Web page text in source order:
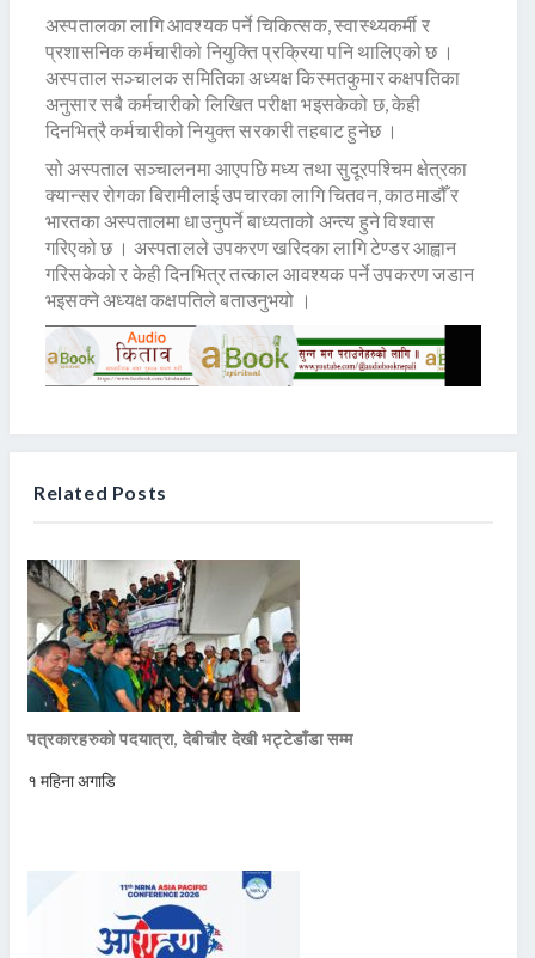
अस्पतालका लागि आवश्यक पर्ने चिकित्सक, स्वास्थ्यकर्मी र
प्रशासनिक कर्मचारीको नियुक्ति प्रक्रिया पनि थालिएको छ ।
अस्पताल सञ्चालक समितिका अध्यक्ष किस्मतकुमार कक्षपतिका
अनुसार सबै कर्मचारीको लिखित परीक्षा भइसकेको छ, केही
दिनभित्रै कर्मचारीको नियुक्त सरकारी तहबाट हुनेछ ।
सो अस्पताल सञ्चालनमा आएपछि मध्य तथा सुदूरपश्चिम क्षेत्रका
क्यान्सर रोगका बिरामीलाई उपचारका लागि चितवन, काठमाडौँ र
भारतका अस्पतालमा धाउनुपर्ने बाध्यताको अन्त्य हुने विश्वास
गरिएको छ । अस्पतालले उपकरण खरिदका लागि टेण्डर आह्वान
गरिसकेको र केही दिनभित्र तत्काल आवश्यक पर्ने उपकरण जडान
भइसक्ने अध्यक्ष कक्षपतिले बताउनुभयो ।
Related Posts
पत्रकारहरुको पदयात्रा, देबीचौर देखी भट्टेडाँडा सम्म
१ महिना अगाडि